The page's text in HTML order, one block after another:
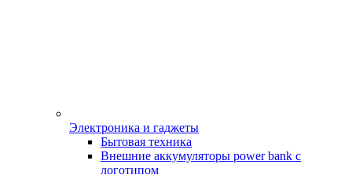
Электроника и гаджеты
Бытовая техника
Внешние аккумуляторы power bank с
логотипом